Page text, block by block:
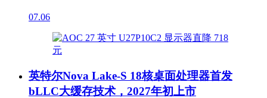
07.06
英特尔Nova Lake-S 18核桌面处理器首发
bLLC大缓存技术，2027年初上市